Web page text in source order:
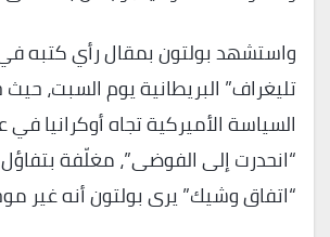
واستشهد بولتون بمقال رأي كتبه
تليغراف” البريطانية يوم السبت، حيث
السياسة الأميركية تجاه أوكرانيا
“انحدرت إلى الفوضى”، مغلّفة
“اتفاق وشيك” يرى بولتون أنه غير